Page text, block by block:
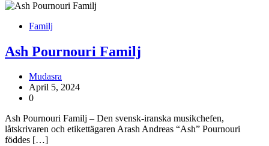
Familj
Ash Pournouri Familj
Mudasra
April 5, 2024
0
Ash Pournouri Familj – Den svensk-iranska musikchefen,
låtskrivaren och etikettägaren Arash Andreas “Ash” Pournouri
föddes […]